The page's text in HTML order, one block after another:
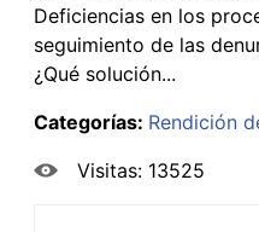
Deficiencias en los
seguimiento de las
¿Qué solución...
Categorías: Rendición
Visitas: 13525